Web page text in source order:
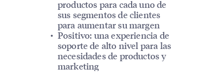
productos para cada uno de
sus segmentos de clientes
para aumentar su margen
Positivo: una experiencia de
soporte de alto nivel para las
necesidades de productos y
marketing